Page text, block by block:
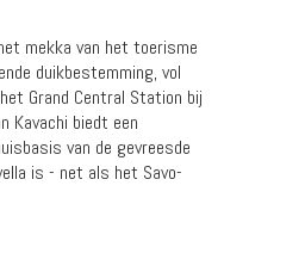
mekka van het toerisme
duikbestemming, vol
Grand Central Station bij
Kavachi biedt een
van de gevreesde
is - net als het Savo-